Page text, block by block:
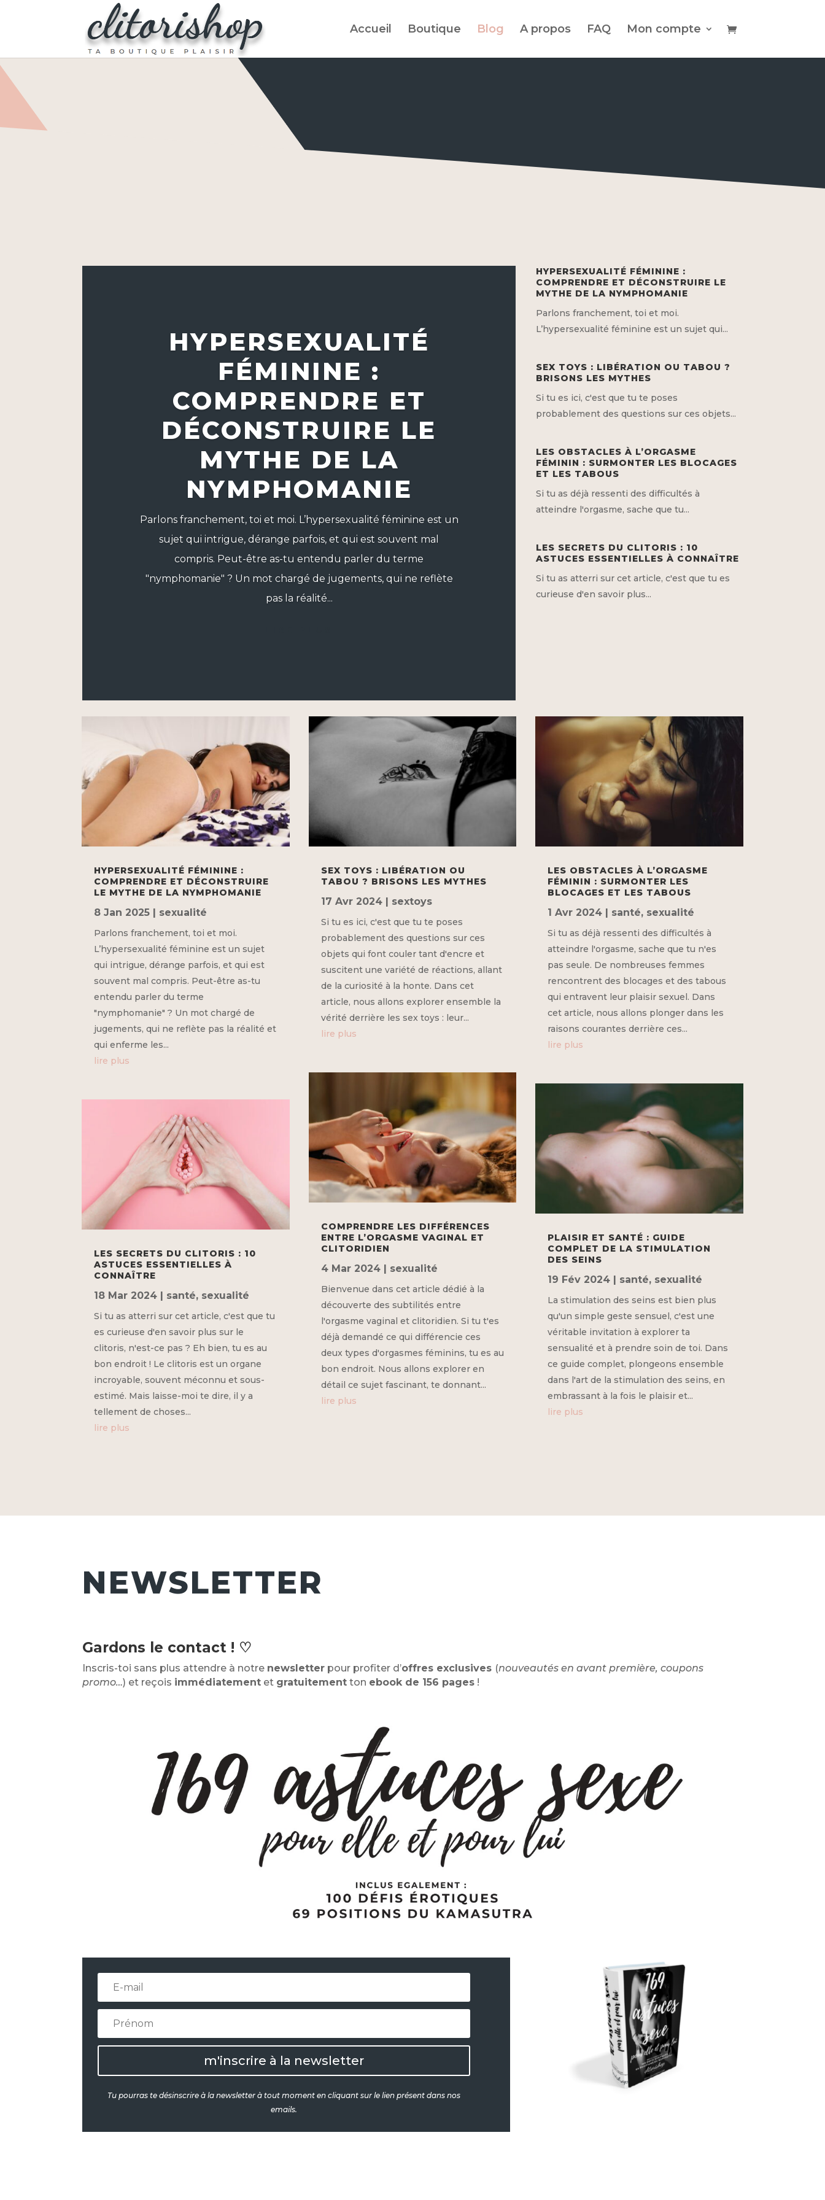
Accueil Boutique Blog A propos FAQ Mon compte
HYPERSEXUALITÉ
FÉMININE :
COMPRENDRE ET
DÉCONSTRUIRE LE
MYTHE DE LA
NYMPHOMANIE
Parlons franchement, toi et moi. L’hypersexualité féminine est un
sujet qui intrigue, dérange parfois, et qui est souvent mal
compris. Peut-être as-tu entendu parler du terme
"nymphomanie" ? Un mot chargé de jugements, qui ne reflète
pas la réalité...
HYPERSEXUALITÉ FÉMININE :
COMPRENDRE ET DÉCONSTRUIRE LE
MYTHE DE LA NYMPHOMANIE
Parlons franchement, toi et moi.
L’hypersexualité féminine est un sujet qui...
SEX TOYS : LIBÉRATION OU TABOU ?
BRISONS LES MYTHES
Si tu es ici, c'est que tu te poses
probablement des questions sur ces objets...
LES OBSTACLES À L’ORGASME
FÉMININ : SURMONTER LES BLOCAGES
ET LES TABOUS
Si tu as déjà ressenti des difficultés à
atteindre l'orgasme, sache que tu...
LES SECRETS DU CLITORIS : 10
ASTUCES ESSENTIELLES À CONNAÎTRE
Si tu as atterri sur cet article, c'est que tu es
curieuse d'en savoir plus...
HYPERSEXUALITÉ FÉMININE :
COMPRENDRE ET DÉCONSTRUIRE
LE MYTHE DE LA NYMPHOMANIE
8 Jan 2025 | sexualité
Parlons franchement, toi et moi.
L’hypersexualité féminine est un sujet
qui intrigue, dérange parfois, et qui est
souvent mal compris. Peut-être as-tu
entendu parler du terme
"nymphomanie" ? Un mot chargé de
jugements, qui ne reflète pas la réalité et
qui enferme les...
lire plus
LES SECRETS DU CLITORIS : 10
ASTUCES ESSENTIELLES À
CONNAÎTRE
18 Mar 2024 | santé, sexualité
Si tu as atterri sur cet article, c'est que tu
es curieuse d'en savoir plus sur le
clitoris, n'est-ce pas ? Eh bien, tu es au
bon endroit ! Le clitoris est un organe
incroyable, souvent méconnu et sous-
estimé. Mais laisse-moi te dire, il y a
tellement de choses...
lire plus
SEX TOYS : LIBÉRATION OU
TABOU ? BRISONS LES MYTHES
17 Avr 2024| sextoys
Si tu es ici, c'est que tu te poses
probablement des questions sur ces
objets qui font couler tant d'encre et
suscitent une variété de réactions, allant
de la curiosité à la honte. Dans cet
article, nous allons explorer ensemble la
vérité derrière les sex toys : leur...
lire plus
COMPRENDRE LES DIFFÉRENCES
ENTRE L’ORGASME VAGINAL ET
CLITORIDIEN
4 Mar 2024| sexualité
Bienvenue dans cet article dédié à la
découverte des subtilités entre
l'orgasme vaginal et clitoridien. Si tu t'es
déjà demandé ce qui différencie ces
deux types d'orgasmes féminins, tu es au
bon endroit. Nous allons explorer en
détail ce sujet fascinant, te donnant...
lire plus
LES OBSTACLES À L’ORGASME
FÉMININ : SURMONTER LES
BLOCAGES ET LES TABOUS
1 Avr 2024| santé, sexualité
Si tu as déjà ressenti des difficultés à
atteindre l'orgasme, sache que tu n'es
pas seule. De nombreuses femmes
rencontrent des blocages et des tabous
qui entravent leur plaisir sexuel. Dans
cet article, nous allons plonger dans les
raisons courantes derrière ces...
lire plus
PLAISIR ET SANTÉ : GUIDE
COMPLET DE LA STIMULATION
DES SEINS
19 Fév 2024| santé, sexualité
La stimulation des seins est bien plus
qu'un simple geste sensuel, c'est une
véritable invitation à explorer ta
sensualité et à prendre soin de toi. Dans
ce guide complet, plongeons ensemble
dans l'art de la stimulation des seins, en
embrassant à la fois le plaisir et...
lire plus
NEWSLETTER
Gardons le contact ! ♡
Inscris-toi sans plus attendre à notre newsletter pour profiter d’offres exclusives (nouveautés en avant première, coupons
promo…) et reçois immédiatement et gratuitement ton ebook de 156 pages !
m'inscrire à la newsletter
Tu pourras te désinscrire à la newsletter à tout moment en cliquant sur le lien présent dans nos
emails.